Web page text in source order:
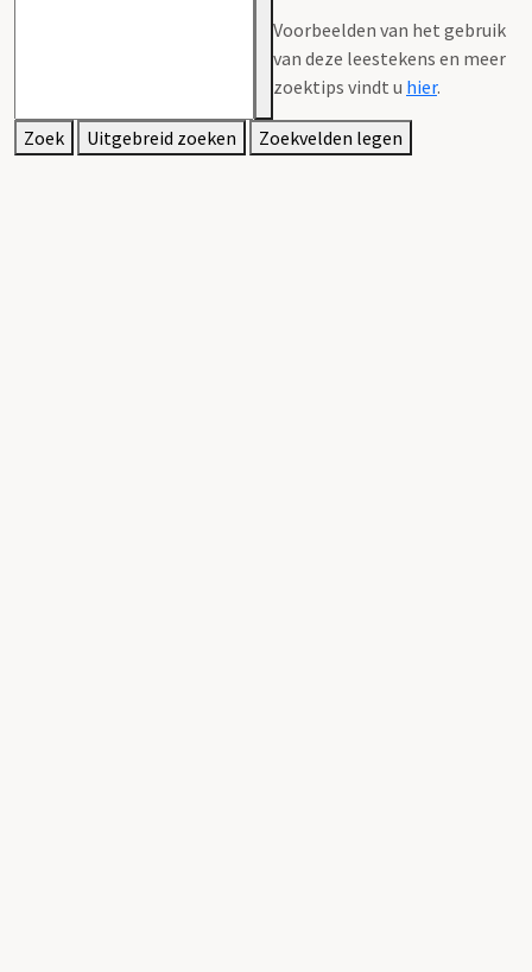
Voorbeelden van het gebruik
van deze leestekens en meer
zoektips vindt u hier.
Zoek Uitgebreid zoeken Zoekvelden legen